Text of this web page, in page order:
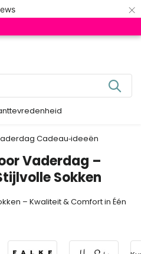
×
0
levertijd
Cadeau‑ideeën
Vaderdag –
Sokken
– Kwaliteit & Comfort in Één